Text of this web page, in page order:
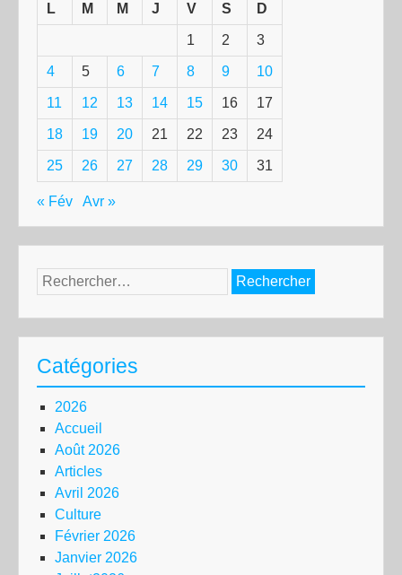
L
M M J V S D
1 2 3
4 5 6 7 8 9 10
11 12 13 14 15 16 17
18 19 20 21 22 23 24
25 26 27 28 29 30 31
« Fév Avr »
Rechercher :
Catégories
2026
Accueil
Août 2026
Articles
Avril 2026
Culture
Février 2026
Janvier 2026